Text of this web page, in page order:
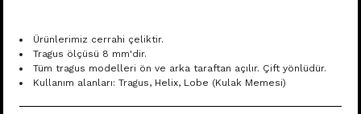
Ürünlerimiz cerrahi çeliktir.
Tragus ölçüsü 8 mm'dir.
Tüm tragus modelleri ön ve arka taraftan açılır. Çift yönlüdür.
Kullanım alanları: Tragus, Helix, Lobe (Kulak Memesi)